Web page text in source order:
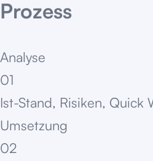
Prozess
Analyse
01
Ist-Stand, Risiken, Quick
Umsetzung
02